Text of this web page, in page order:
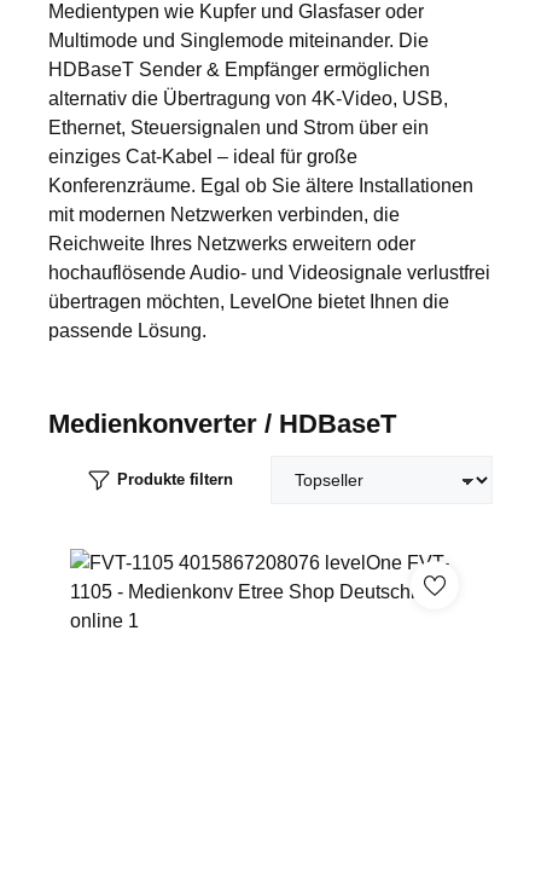
Medientypen wie Kupfer und Glasfaser oder
Multimode und Singlemode miteinander. Die
HDBaseT Sender & Empfänger ermöglichen
alternativ die Übertragung von 4K-Video, USB,
Ethernet, Steuersignalen und Strom über ein
einziges Cat-Kabel – ideal für große
Konferenzräume. Egal ob Sie ältere Installationen
mit modernen Netzwerken verbinden, die
Reichweite Ihres Netzwerks erweitern oder
hochauflösende Audio- und Videosignale verlustfrei
übertragen möchten, LevelOne bietet Ihnen die
passende Lösung.
Medienkonverter / HDBaseT
Produkte filtern